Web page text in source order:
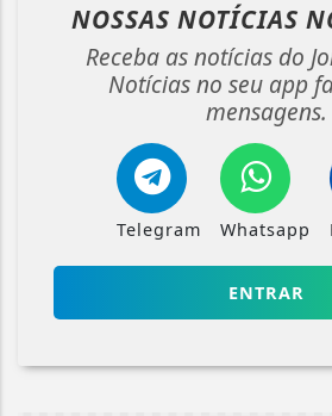
NOSSAS NOTÍCIAS
Receba as notícias do
Notícias no seu app
mensagens.
Telegram Whatsapp
ENTRAR